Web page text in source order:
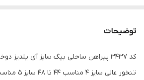
توضیحات
کد 3437 پیراهن ساحلی بیگ سایز آی